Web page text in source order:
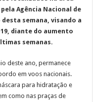
Agência Nacional de
semana, visando a
diante do aumento
semanas.
deste ano, permanece
em voos nacionais.
para hidratação e
como nas praças de